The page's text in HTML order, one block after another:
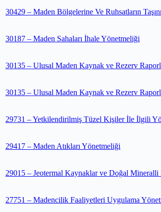
30429 – Maden Bölgelerine Ve Ruhsatların
30187 – Maden Sahaları İhale Yönetmeliği
30135 – Ulusal Maden Kaynak ve Rezerv
30135 – Ulusal Maden Kaynak ve Rezerv
29731 – Yetkilendirilmiş Tüzel Kişiler İle İlgili
29417 – Maden Atıkları Yönetmeliği
29015 – Jeotermal Kaynaklar ve Doğal
27751 – Madencilik Faaliyetleri Uygulama